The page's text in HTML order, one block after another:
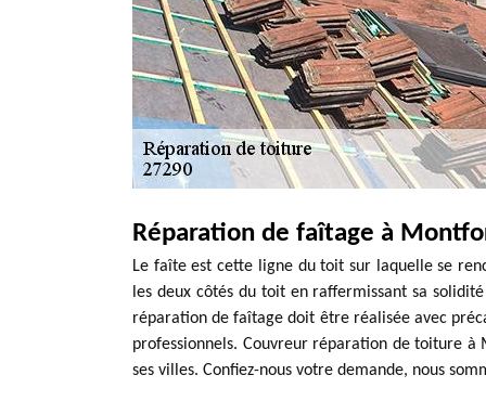
Réparation de faîtage à
Le faîte est cette ligne du toit sur laquelle se
les deux côtés du toit en raffermissant sa
réparation de faîtage doit être réalisée avec
professionnels. Couvreur réparation de toiture à
ses villes. Confiez-nous votre demande, nous